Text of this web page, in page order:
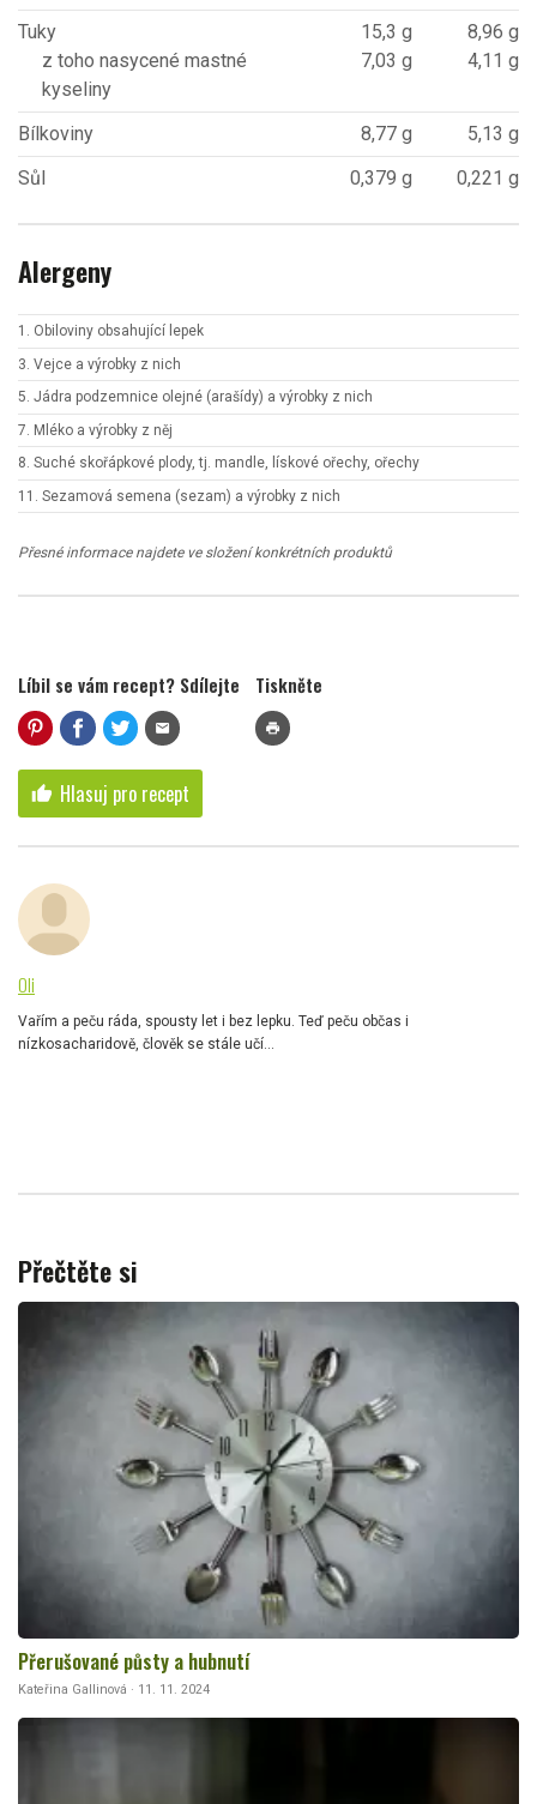
Tuky
z toho nasycené mastné
kyseliny
15,3 g
7,03 g
8,96 g
4,11 g
Bílkoviny 8,77 g
5,13 g
Sůl
0,379 g 0,221 g
Alergeny
1. Obiloviny obsahující lepek
3. Vejce a výrobky z nich
5. Jádra podzemnice olejné (arašídy) a výrobky z nich
7. Mléko a výrobky z něj
8. Suché skořápkové plody, tj. mandle, lískové ořechy, ořechy
11. Sezamová semena (sezam) a výrobky z nich
Přesné informace najdete ve složení konkrétních produktů
Líbil se vám recept? Sdílejte
mail
Tiskněte
print
thumb_up Hlasuj pro recept
Oli
Vařím a peču ráda, spousty let i bez lepku. Teď peču občas i
nízkosacharidově, člověk se stále učí...
Přečtěte si
Přerušované půsty a hubnutí
Kateřina Gallinová · 11. 11. 2024